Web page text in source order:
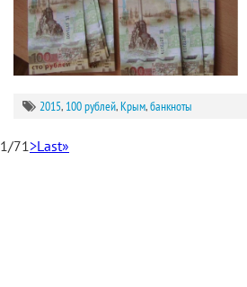
2015, 100 рублей,Крым,банкноты
1/71>Last»